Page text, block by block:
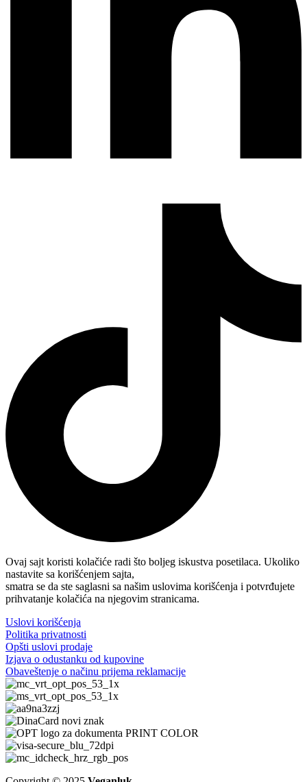
Ovaj sajt koristi kolačiće radi što boljeg iskustva posetilaca. Ukoliko
nastavite sa korišćenjem sajta,
smatra se da ste saglasni sa našim uslovima korišćenja i potvrđujete
prihvatanje kolačića na njegovim stranicama.
Uslovi korišćenja
Politika privatnosti
Opšti uslovi prodaje
Izjava o odustanku od kupovine
Obaveštenje o načinu prijema reklamacije